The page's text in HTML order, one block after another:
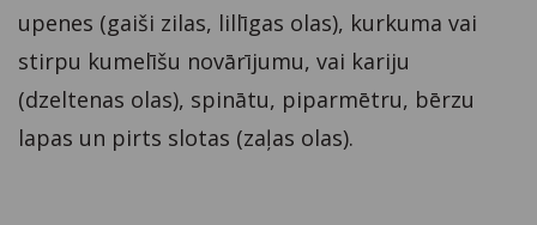
upenes (gaiši zilas, lillīgas olas), kurkuma vai
stirpu kumelīšu novārījumu, vai kariju
(dzeltenas olas), spinātu, piparmētru, bērzu
lapas un pirts slotas (zaļas olas).